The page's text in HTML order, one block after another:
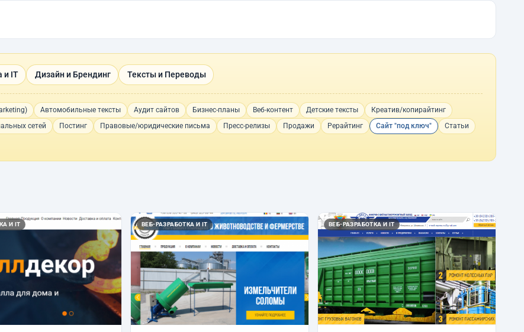
и IT Дизайн и Брендинг Тексты и Переводы
Автомобильные тексты Аудит сайтов Бизнес-планы Веб-контент Детские тексты
Креатив/копирайтинг
сетей Постинг Правовые/юридические письма Пресс-релизы Продажи Рерайтинг Сайт "под ключ"
Статьи
И IT ВЕБ-РАЗРАБОТКА И IT ВЕБ-РАЗРАБОТКА И IT